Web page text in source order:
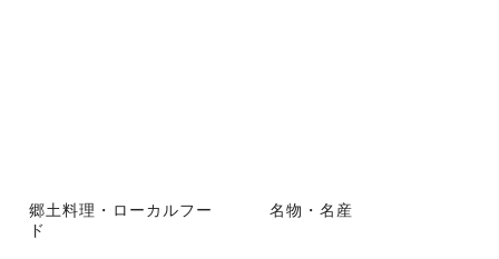
郷土料理・ローカルフー
ド
名物・名産